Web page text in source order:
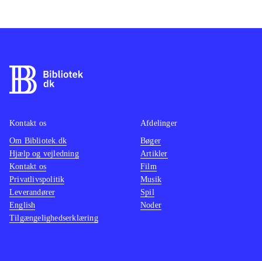
Kontakt os
Om Bibliotek.dk
Hjælp og vejledning
Kontakt os
Privatlivspolitik
Leverandører
English
Tilgængelighedserklæring
Afdelinger
Bøger
Artikler
Film
Musik
Spil
Noder